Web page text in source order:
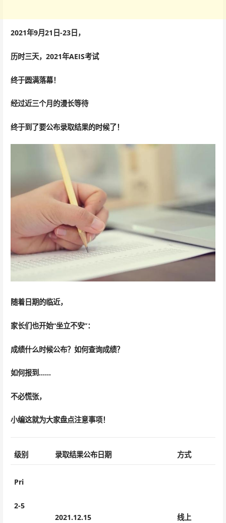
2021年9月21日-23日，
历时三天，2021年AEIS考试
终于圆满落幕！
经过近三个月的漫长等待
终于到了要公布录取结果的时候了！
随着日期的临近，
家长们也开始“坐立不安”：
成绩什么时候公布？如何查询成绩？
如何报到……
不必慌张，
小编这就为大家盘点注意事项！
级别 录取结果公布日期 方式
Pri
2-5
2021.12.15 线上